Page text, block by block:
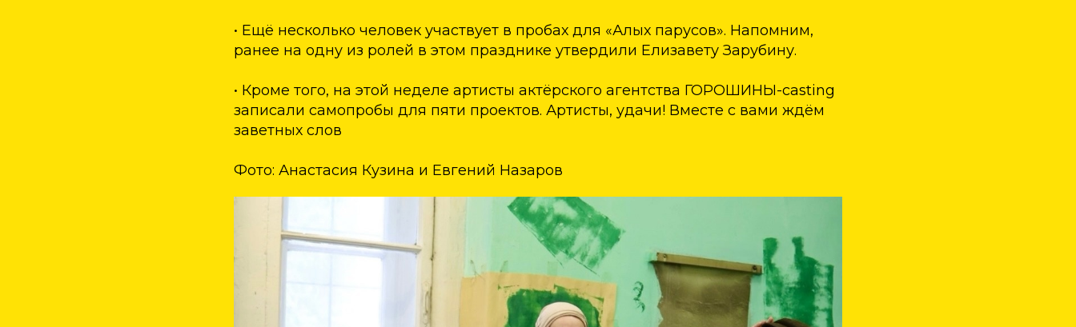
• Ещё несколько человек участвует в пробах для «Алых парусов». Напомним,
ранее на одну из ролей в этом празднике утвердили Елизавету Зарубину.
• Кроме того, на этой неделе артисты актёрского агентства ГОРОШИНЫ-casting
записали самопробы для пяти проектов. Артисты, удачи! Вместе с вами ждём
заветных слов
Фото: Анастасия Кузина и Евгений Назаров